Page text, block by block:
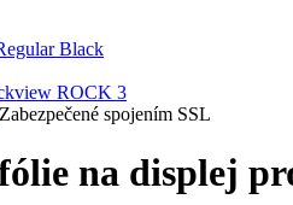
Black
ROCK 3
na displej